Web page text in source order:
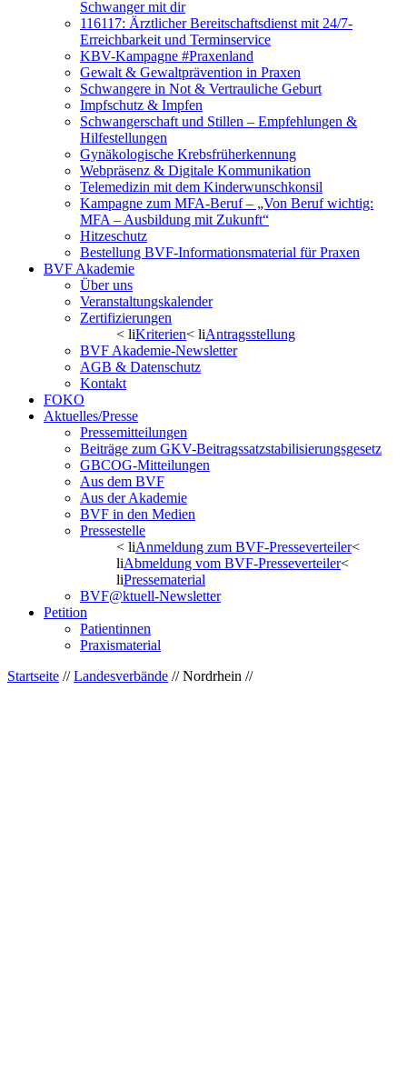
Schwanger mit dir
116117: Ärztlicher Bereitschaftsdienst mit 24/7-
Erreichbarkeit und Terminservice
KBV-Kampagne #Praxenland
Gewalt & Gewaltprävention in Praxen
Schwangere in Not & Vertrauliche Geburt
Impfschutz & Impfen
Schwangerschaft und Stillen – Empfehlungen &
Hilfestellungen
Gynäkologische Krebsfrüherkennung
Webpräsenz & Digitale Kommunikation
Telemedizin mit dem Kinderwunschkonsil
Kampagne zum MFA-Beruf – „Von Beruf wichtig:
MFA – Ausbildung mit Zukunft“
Hitzeschutz
Bestellung BVF-Informationsmaterial für Praxen
BVF Akademie
Über uns
Veranstaltungskalender
Zertifizierungen
< liKriterien< liAntragsstellung
BVF Akademie-Newsletter
AGB & Datenschutz
Kontakt
FOKO
Aktuelles/Presse
Pressemitteilungen
Beiträge zum GKV-Beitragssatzstabilisierungsgesetz
GBCOG-Mitteilungen
Aus dem BVF
Aus der Akademie
BVF in den Medien
Pressestelle
< liAnmeldung zum BVF-Presseverteiler<
liAbmeldung vom BVF-Presseverteiler<
liPressematerial
BVF@ktuell-Newsletter
Petition
Patientinnen
Praxismaterial
Startseite //Landesverbände // Nordrhein //